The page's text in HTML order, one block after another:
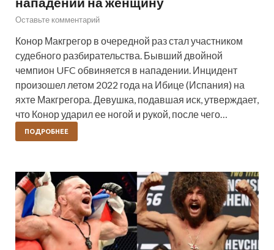
Оставьте комментарий
Конор Макгрегор в очередной раз стал участником
судебного разбирательства. Бывший двойной
чемпион UFC обвиняется в нападении. Инцидент
произошел летом 2022 года на Ибице (Испания) на
яхте Макгрегора. Девушка, подавшая иск, утверждает,
что Конор ударил ее ногой и рукой, после чего…
ПОДРОБНЕЕ